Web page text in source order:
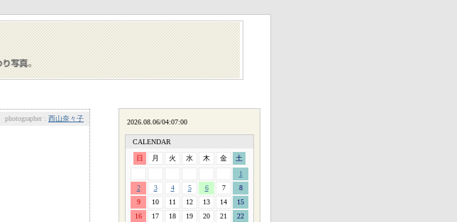
photographer : 西山奈々子
CALENDAR
日 月 火 水 木 金
土
1
2
3 4 5 6 7
8
9
10 11 12 13 14
15
16
17 18 19 20 21
22